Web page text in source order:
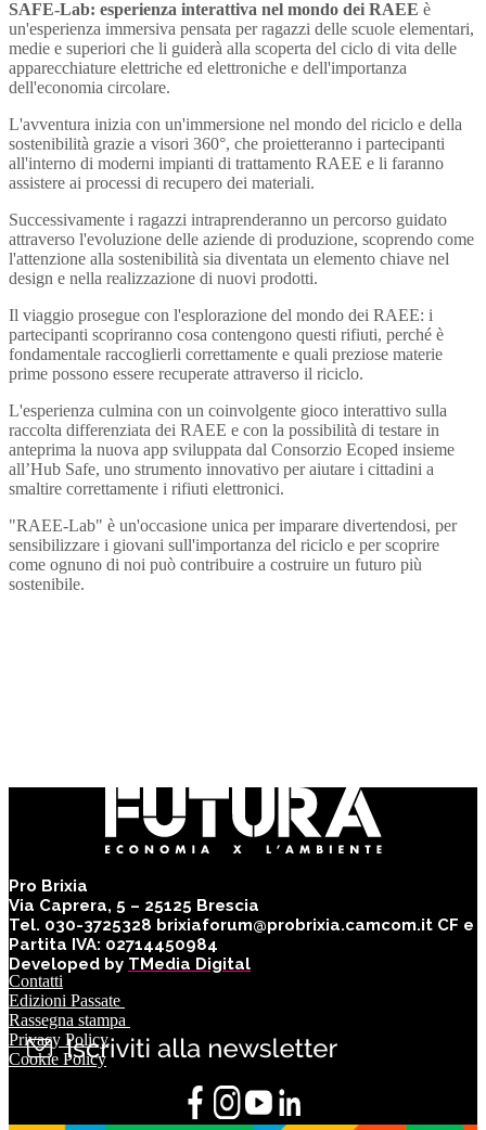
SAFE-Lab: esperienza interattiva nel mondo dei RAEE è
un'esperienza immersiva pensata per ragazzi delle scuole elementari,
medie e superiori che li guiderà alla scoperta del ciclo di vita delle
apparecchiature elettriche ed elettroniche e dell'importanza
dell'economia circolare.
L'avventura inizia con un'immersione nel mondo del riciclo e della
sostenibilità grazie a visori 360°, che proietteranno i partecipanti
all'interno di moderni impianti di trattamento RAEE e li faranno
assistere ai processi di recupero dei materiali.
Successivamente i ragazzi intraprenderanno un percorso guidato
attraverso l'evoluzione delle aziende di produzione, scoprendo come
l'attenzione alla sostenibilità sia diventata un elemento chiave nel
design e nella realizzazione di nuovi prodotti.
Il viaggio prosegue con l'esplorazione del mondo dei RAEE: i
partecipanti scopriranno cosa contengono questi rifiuti, perché è
fondamentale raccoglierli correttamente e quali preziose materie
prime possono essere recuperate attraverso il riciclo.
L'esperienza culmina con un coinvolgente gioco interattivo sulla
raccolta differenziata dei RAEE e con la possibilità di testare in
anteprima la nuova app sviluppata dal Consorzio Ecoped insieme
all’Hub Safe, uno strumento innovativo per aiutare i cittadini a
smaltire correttamente i rifiuti elettronici.
"RAEE-Lab" è un'occasione unica per imparare divertendosi, per
sensibilizzare i giovani sull'importanza del riciclo e per scoprire
come ognuno di noi può contribuire a costruire un futuro più
sostenibile.
Pro Brixia
Via Caprera, 5 – 25125 Brescia
Tel. 030-3725328 brixiaforum@probrixia.camcom.it CF e
Partita IVA: 02714450984
Developed by TMedia Digital
Contatti
Edizioni Passate
Rassegna stampa
Privacy Policy
Cookie Policy